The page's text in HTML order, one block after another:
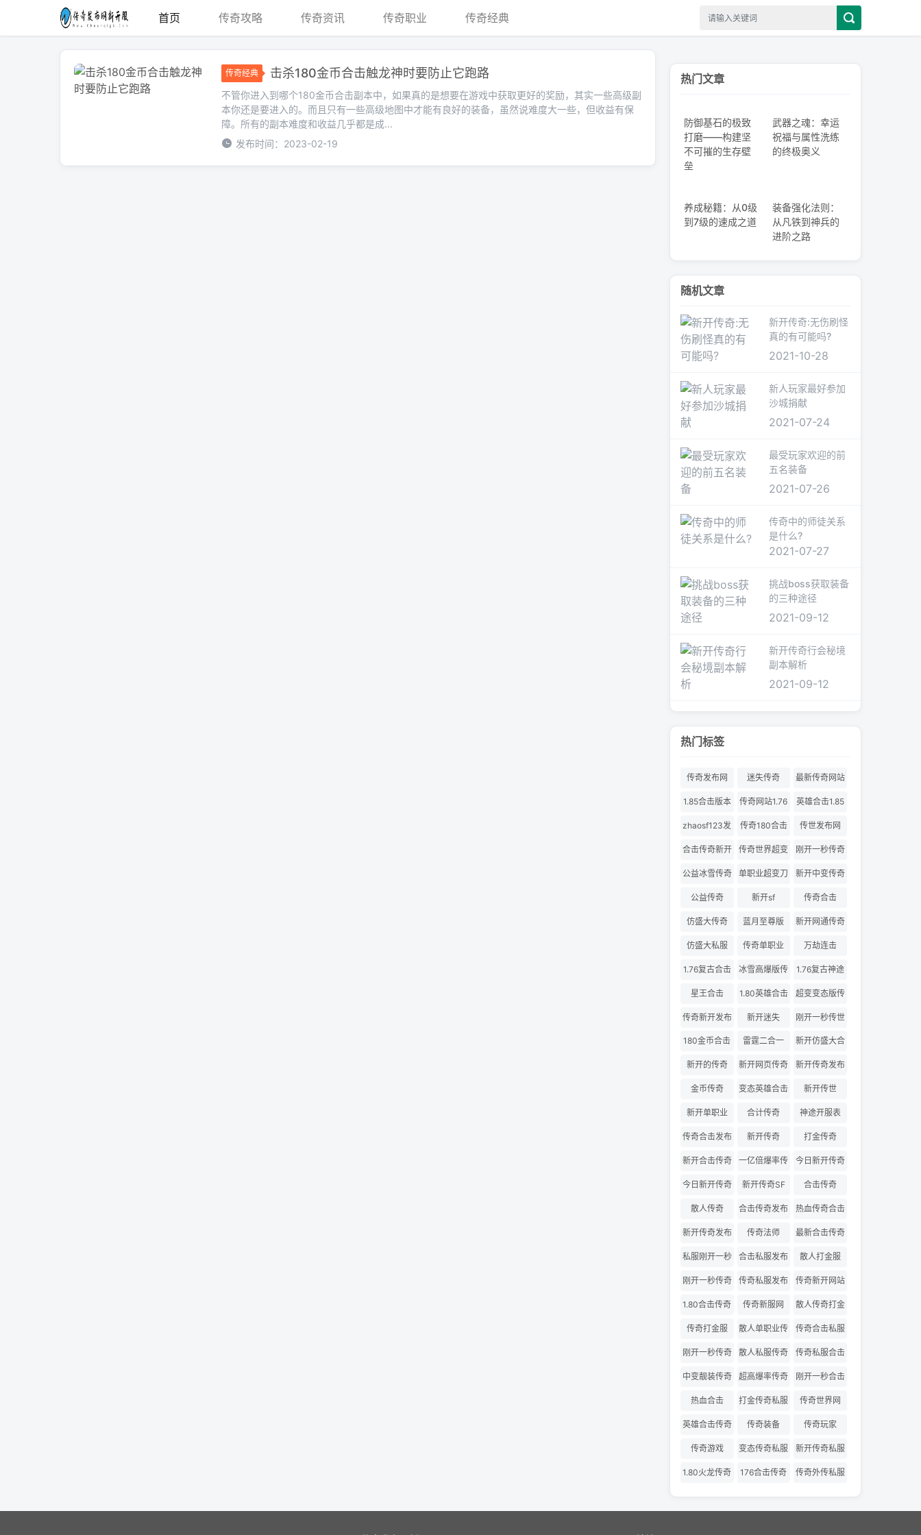
首页 传奇攻略 传奇资讯 传奇职业 传奇经典
传奇经典 击杀180金币合击触龙神时要防止它跑路
不管你进入到哪个180金币合击副本中，如果真的是想要在游戏中获取更好的奖励，其实一些高级副
本你还是要进入的。而且只有一些高级地图中才能有良好的装备，虽然说难度大一些，但收益有保
障。所有的副本难度和收益几乎都是成...
发布时间：2023-02-19
热门文章
防御基石的极致
打磨——构建坚
不可摧的生存壁
垒
武器之魂：幸运
祝福与属性洗练
的终极奥义
养成秘籍：从0级
到7级的速成之道
装备强化法则：
从凡铁到神兵的
进阶之路
随机文章
新开传奇:无伤刷怪
真的有可能吗?
2021-10-28
新人玩家最好参加
沙城捐献
2021-07-24
最受玩家欢迎的前
五名装备
2021-07-26
传奇中的师徒关系
是什么?
2021-07-27
挑战boss获取装备
的三种途径
2021-09-12
新开传奇行会秘境
副本解析
2021-09-12
热门标签
传奇发布网 迷失传奇 最新传奇网站
1.85合击版本 传奇网站1.76
英雄合击1.85
合击
zhaosf123发
布网
传奇180合击 传世发布网
合击传奇新开
服
传奇世界超变
刚开一秒传奇
180合击
公益冰雪传奇
单职业超变刀
刀切割
新开中变传奇
公益传奇 新开sf 传奇合击
仿盛大传奇 蓝月至尊版 新开网通传奇
仿盛大私服 传奇单职业 万劫连击
1.76复古合击
冰雪高爆版传
奇
1.76复古神途
星王合击 1.80英雄合击
超变变态版传
奇
传奇新开发布 新开迷失 刚开一秒传世
180金币合击 雷霆二合一
新开仿盛大合
击
新开的传奇 新开网页传奇 新开传奇发布
金币传奇 变态英雄合击 新开传世
新开单职业 合计传奇 神途开服表
传奇合击发布
网
新开传奇 打金传奇
新开合击传奇
一亿倍爆率传
奇
今日新开传奇
三私服
今日新开传奇 新开传奇SF 合击传奇
散人传奇
合击传奇发布
网
热血传奇合击
版
新开传奇发布
网
传奇法师
最新合击传奇
私服
私服刚开一秒
合击私服发布
网
散人打金服
刚开一秒传奇
传奇私服发布
网
传奇新开网站
1.80合击传奇 传奇新服网
散人传奇打金
版
传奇打金服
散人单职业传
奇
传奇合击私服
刚开一秒传奇
私服
散人私服传奇
传奇私服合击
发布网
中变靓装传奇 超高爆率传奇
刚开一秒合击
传奇
热血合击 打金传奇私服 传奇世界网
英雄合击传奇 传奇装备 传奇玩家
传奇游戏 变态传奇私服 新开传奇私服
1.80火龙传奇 176合击传奇 传奇外传私服